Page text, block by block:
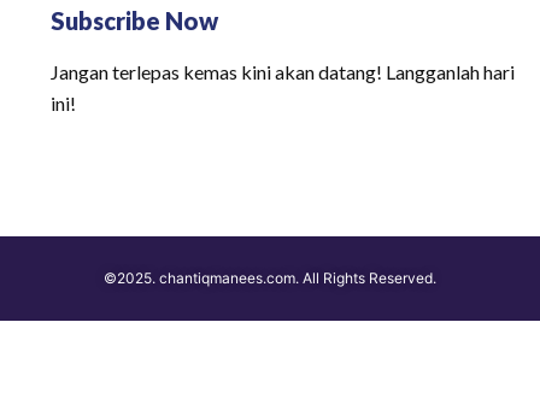
Subscribe Now
Jangan terlepas kemas kini akan datang! Langganlah hari
ini!
©2025. chantiqmanees.com. All Rights Reserved.